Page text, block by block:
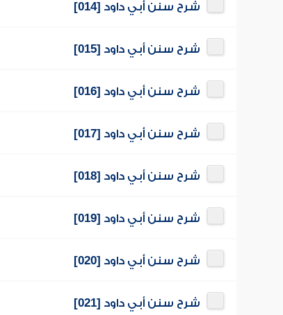
شرح سنن أبي داود [014]
شرح سنن أبي داود [015]
شرح سنن أبي داود [016]
شرح سنن أبي داود [017]
شرح سنن أبي داود [018]
شرح سنن أبي داود [019]
شرح سنن أبي داود [020]
شرح سنن أبي داود [021]